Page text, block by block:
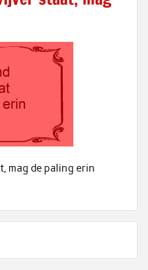
mag de paling erin